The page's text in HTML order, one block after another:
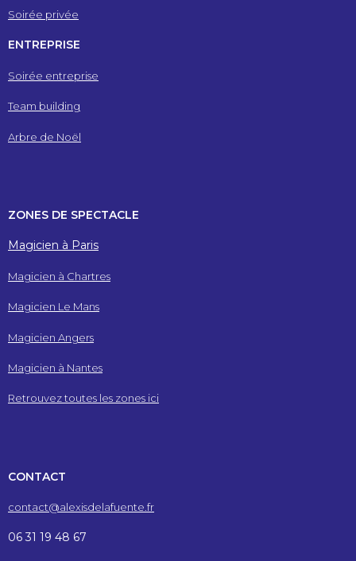
Soirée privée
ENTREPRISE
Soirée entreprise
Team building
Arbre de Noël
ZONES DE SPECTACLE
Magicien à Paris
Magicien à Chartres
Magicien Le Mans
Magicien Angers
Magicien à Nantes
Retrouvez toutes les zones ici
CONTACT
contact@alexisdelafuente.fr
06 31 19 48 67